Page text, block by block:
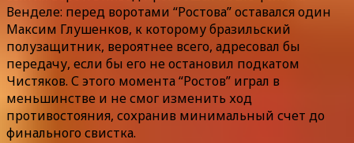
Венделе: перед воротами “Ростова” оставался один
Максим Глушенков, к которому бразильский
полузащитник, вероятнее всего, адресовал бы
передачу, если бы его не остановил подкатом
Чистяков. С этого момента “Ростов” играл в
меньшинстве и не смог изменить ход
противостояния, сохранив минимальный счет до
финального свистка.